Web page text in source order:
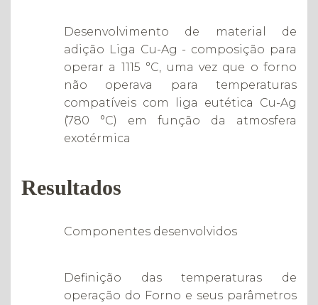
Desenvolvimento de material de
adição Liga Cu-Ag - composição para
operar a 1115 °C, uma vez que o forno
não operava para temperaturas
compatíveis com liga eutética Cu-Ag
(780 °C) em função da atmosfera
exotérmica
Resultados
Componentes desenvolvidos
Definição das temperaturas de
operação do Forno e seus parâmetros